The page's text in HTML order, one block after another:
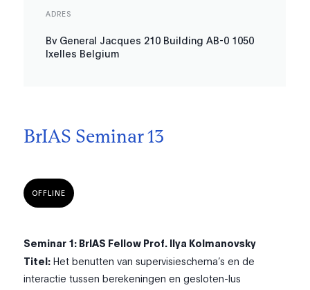
ADRES
Bv General Jacques 210 Building AB-0 1050
Ixelles Belgium
BrIAS Seminar 13
OFFLINE
Seminar 1: BrIAS Fellow Prof. Ilya Kolmanovsky
Titel: Het benutten van supervisieschema’s en de
interactie tussen berekeningen en gesloten-lus